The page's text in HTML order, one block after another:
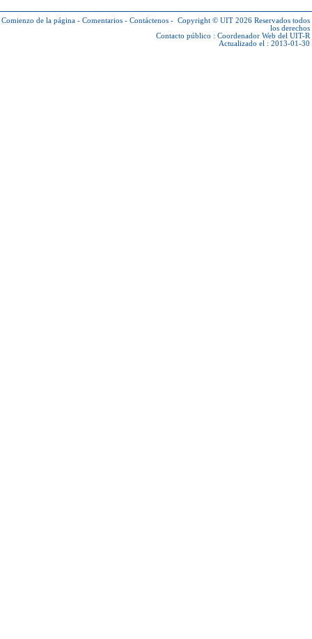
Comienzo de la página - Comentarios - Contáctenos - Copyright © UIT 2026 Reservados todos
los derechos
Contacto público : Coordenador Web del UIT-R
Actualizado el : 2013-01-30